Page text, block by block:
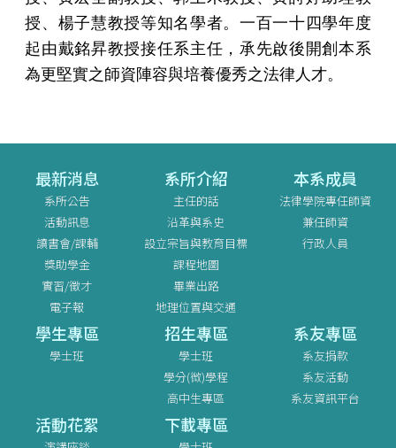
授、 楊子慧教授等知名學者。一百一十四學年度
起由戴銘昇教授接任系主任，承先啟後開創本系
為更堅實之師資陣容與培養優秀之法律人才。
最新消息
系所公告
活動訊息
讀書會/課輔
獎助學金
實習/徵才
電子報
系所介紹
主任的話
沿革與系史
設立宗旨與教育目標
課程地圖
畢業出路
地理位置與交通
本系成員
法律學院專任師資
兼任師資
行政人員
學生專區
學士班
招生專區
學士班
學分(微)學程
高中生專區
系友專區
系友捐款
系友活動
系友資訊平台
活動花絮 下載專區